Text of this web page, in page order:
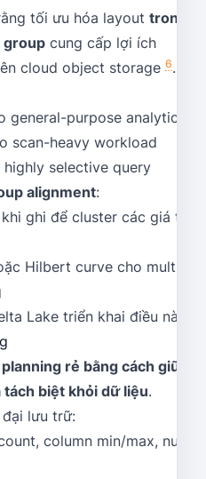
tối ưu hóa layout trong và
group cung cấp lợi ích
cloud object storage 6.
general-purpose analytics
scan-heavy workload
highly selective query
alignment:
ghi để cluster các giá trị
Hilbert curve cho multi-
Lake triển khai điều này
rẻ bằng cách giữ
biệt khỏi dữ liệu.
lưu trữ:
column min/max, null